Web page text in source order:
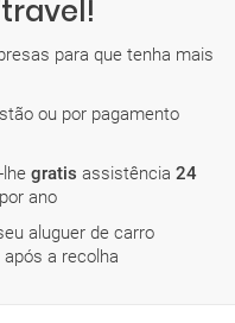
para que tenha mais
ou por pagamento
gratis assistência 24
por ano
aluguer de carro
a recolha